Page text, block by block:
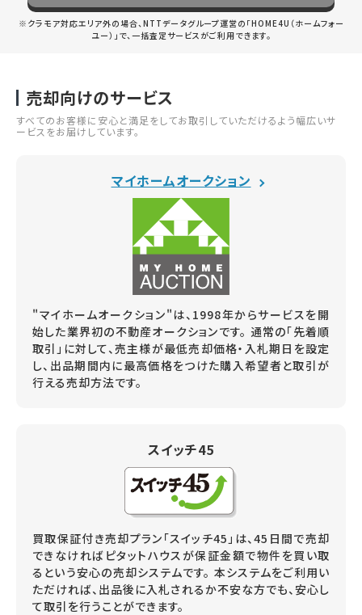
※クラモア対応エリア外の場合、NTTデータグループ運営の「HOME4U（ホームフォー
ユー）」で、一括査定サービスがご利用できます。
売却向けのサービス
すべてのお客様に安心と満足をしてお取引していただけるよう幅広いサ
ービスをお届けしています。
マイホームオークション
"マイホームオークション"は、1998年からサービスを開
始した業界初の不動産オークションです。 通常の「先着順
取引」に対して、売主様が最低売却価格・入札期日を設定
し、出品期間内に最高価格をつけた購入希望者と取引が
行える売却方法です。
スイッチ45
買取保証付き売却プラン「スイッチ45」は、45日間で売却
できなければピタットハウスが保証金額で物件を買い取
るという安心の売却システムです。 本システムをご利用い
ただければ、出品後に入札されるか不安な方でも、安心し
て取引を行うことができます。